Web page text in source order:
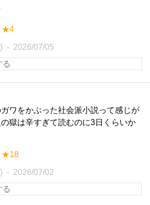
★4
2026/07/05
ワをかぶった社会派小説って感じが
獄は辛すぎて読むのに3日くらいか
★18
2026/07/02